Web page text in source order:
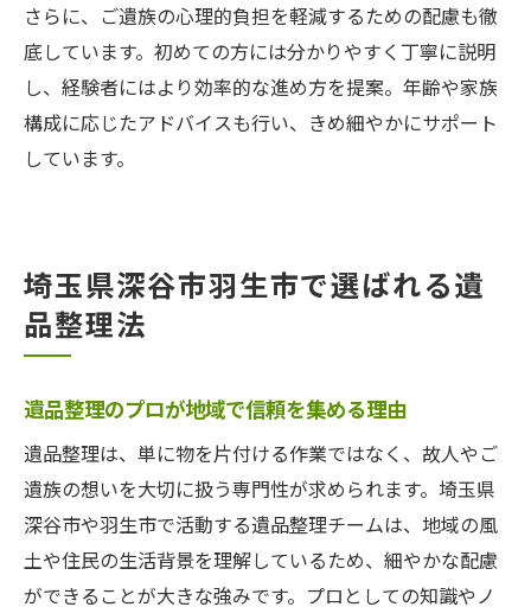
さらに、ご遺族の心理的負担を軽減するための配慮も徹
底しています。初めての方には分かりやすく丁寧に説明
し、経験者にはより効率的な進め方を提案。年齢や家族
構成に応じたアドバイスも行い、きめ細やかにサポート
しています。
埼玉県深谷市羽生市で選ばれる遺
品整理法
遺品整理のプロが地域で信頼を集める理由
遺品整理は、単に物を片付ける作業ではなく、故人やご
遺族の想いを大切に扱う専門性が求められます。埼玉県
深谷市や羽生市で活動する遺品整理チームは、地域の風
土や住民の生活背景を理解しているため、細やかな配慮
ができることが大きな強みです。プロとしての知識やノ